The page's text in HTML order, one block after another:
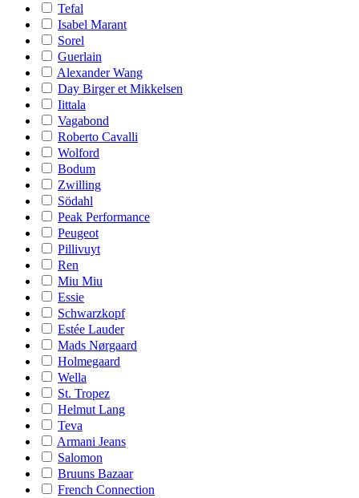
Tefal
Isabel Marant
Sorel
Guerlain
Alexander Wang
Day Birger et Mikkelsen
Iittala
Vagabond
Roberto Cavalli
Wolford
Bodum
Zwilling
Södahl
Peak Performance
Peugeot
Pillivuyt
Ren
Miu Miu
Essie
Schwarzkopf
Estée Lauder
Mads Nørgaard
Holmegaard
Wella
St. Tropez
Helmut Lang
Teva
Armani Jeans
Salomon
Bruuns Bazaar
French Connection